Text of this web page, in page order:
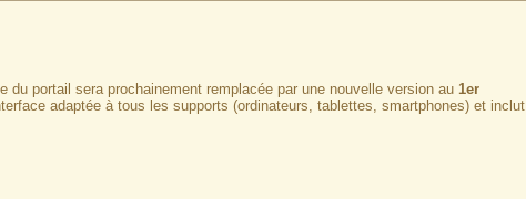
portail sera prochainement remplacée par une nouvelle version au 1er
adaptée à tous les supports (ordinateurs, tablettes, smartphones) et inclut